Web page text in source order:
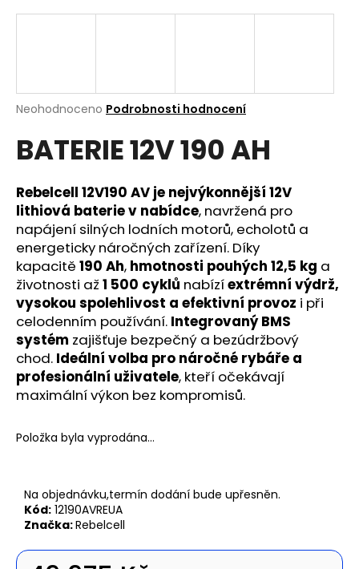
Průměrné
produktu
je
z
5
hvězdiček.
Neohodnoceno Podrobnosti hodnocení
BATERIE 12V 190 AH
Rebelcell 12V190 AV je nejvýkonnější 12V
lithiová baterie v nabídce, navržená pro
napájení silných lodních motorů, echolotů a
energeticky náročných zařízení. Díky
kapacitě 190 Ah, hmotnosti pouhých 12,5 kg a
životnosti až 1 500 cyklů nabízíextrémní výdrž,
vysokou spolehlivost a efektivní provoz i při
celodenním používání. Integrovaný BMS
systém zajišťuje bezpečný a bezúdržbový
chod. Ideální volba pro náročné rybáře a
profesionální uživatele, kteří očekávají
maximální výkon bez kompromisů.
Položka byla vyprodána…
Na objednávku,termín dodání bude upřesněn.
Kód: 12190AVREUA
Značka:Rebelcell
a
?
Hledat
D
o
p
o
r
u
č
u
j
m
NAFUKOVACÍ
ČLUN
WILLIS
RY-
BD200